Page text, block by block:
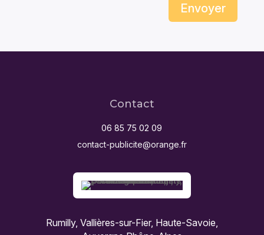
Envoyer
Contact
06 85 75 02 09
contact-publicite@orange.fr
Rumilly, Vallières-sur-Fier, Haute-Savoie,